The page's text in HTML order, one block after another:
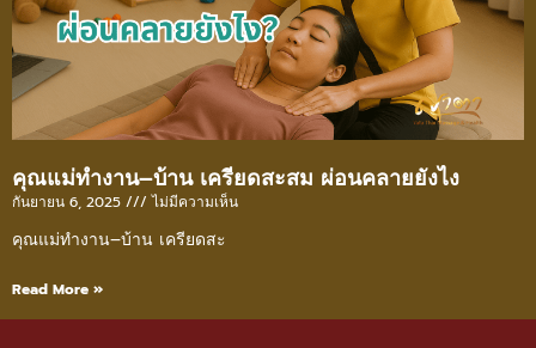
คุณแม่ทำงาน–บ้าน เครียดสะสม ผ่อนคลายยังไง
กันยายน 6, 2025 ไม่มีความเห็น
คุณแม่ทำงาน–บ้าน เครียดสะ
Read More »